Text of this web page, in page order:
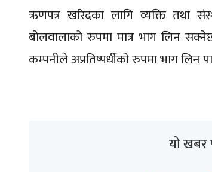
ऋणपत्र खरिदका लागि व्यक्ति तथा
बोलवालाको रुपमा मात्र भाग लिन
कम्पनीले अप्रतिष्पर्धीको रुपमा भाग लिन
यो खबर